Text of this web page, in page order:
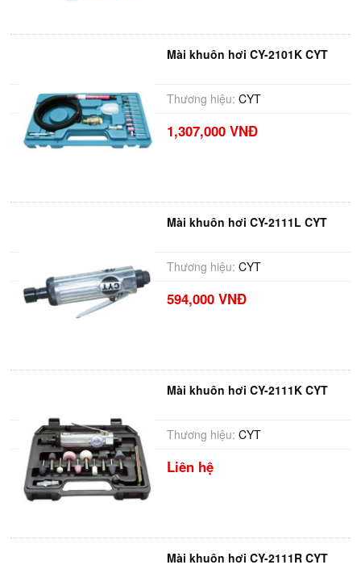
Mài khuôn hơi CY-2101K CYT
Thương hiệu: CYT
1,307,000 VNĐ
Mài khuôn hơi CY-2111L CYT
Thương hiệu: CYT
594,000 VNĐ
Mài khuôn hơi CY-2111K CYT
Thương hiệu: CYT
Liên hệ
Mài khuôn hơi CY-2111R CYT